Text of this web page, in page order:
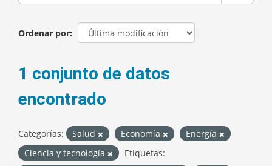
Ordenar por
1 conjunto de datos
encontrado
Categorías: Salud Economía
Energía
Ciencia y tecnología
Etiquetas: